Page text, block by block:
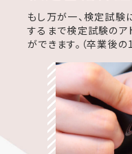
もし万が一、検定試
するまで検定試験のア
ができます。（卒業後